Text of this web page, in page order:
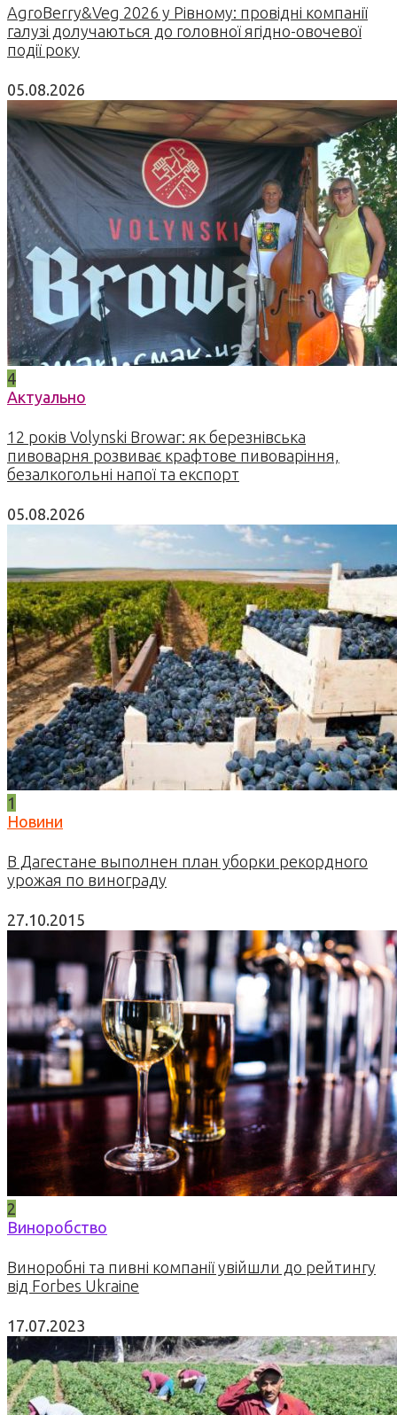
AgroBerry&Veg 2026 у Рівному: провідні компанії
галузі долучаються до головної ягідно-овочевої
події року
05.08.2026
4
Актуально
12 років Volynski Browar: як березнівська
пивоварня розвиває крафтове пивоваріння,
безалкогольні напої та експорт
05.08.2026
1
Новини
В Дагестане выполнен план уборки рекордного
урожая по винограду
27.10.2015
2
Виноробство
Виноробні та пивні компанії увійшли до рейтингу
від Forbes Ukraine
17.07.2023